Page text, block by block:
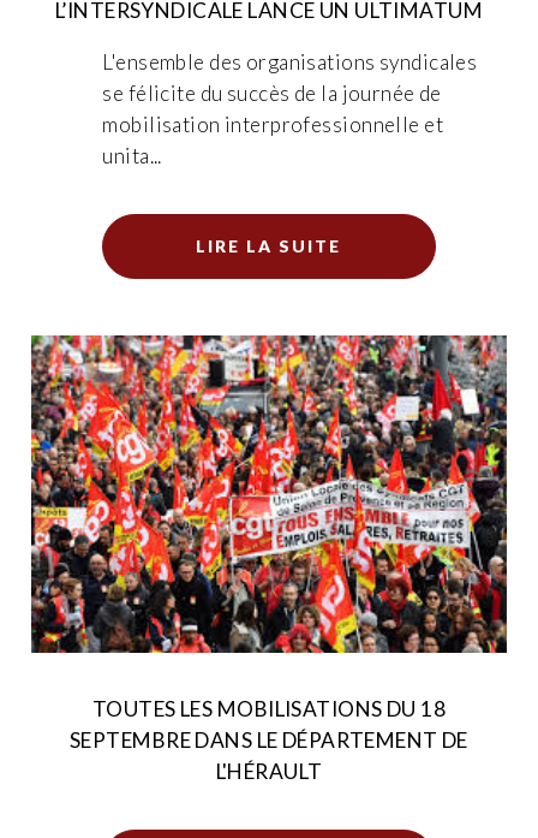
L’INTERSYNDICALE LANCE UN ULTIMATUM
L'ensemble des organisations syndicales
se félicite du succès de la journée de
mobilisation interprofessionnelle et
unita...
LIRE LA SUITE
TOUTES LES MOBILISATIONS DU 18
SEPTEMBRE DANS LE DÉPARTEMENT DE
L'HÉRAULT